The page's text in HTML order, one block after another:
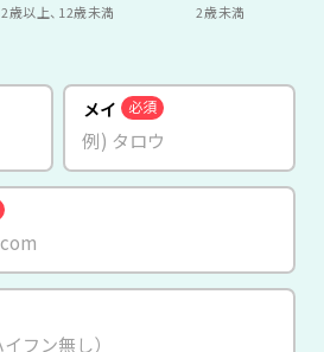
2歳以上、12歳未満 2歳未満
メイ 必須